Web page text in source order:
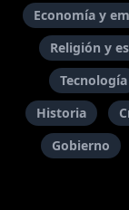
Economía y
Religión y
Tecnología
Historia
Gobierno